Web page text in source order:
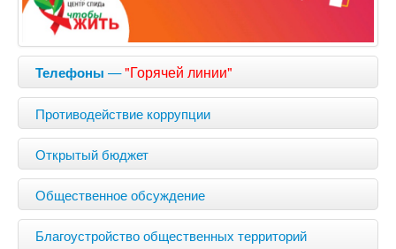
Телефоны —"Горячей линии"
Противодействие коррупции
Открытый бюджет
Общественное обсуждение
Благоустройство общественных территорий